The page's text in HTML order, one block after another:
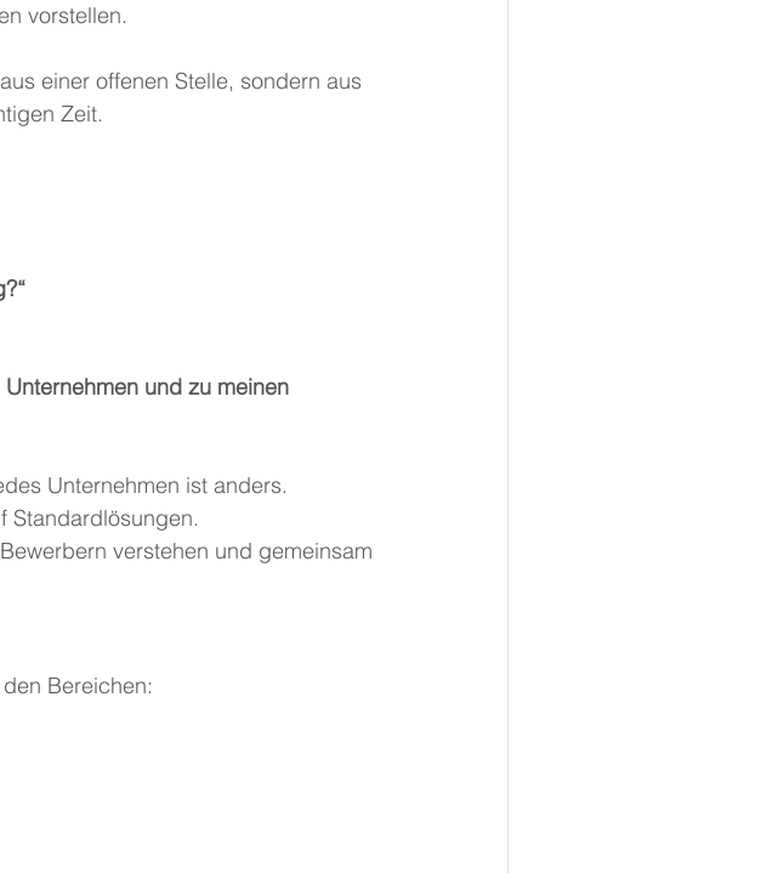
vorstellen.
einer offenen Stelle, sondern aus
Zeit.
und zu meinen
Unternehmen ist anders.
Standardlösungen.
verstehen und gemeinsam
Bereichen: